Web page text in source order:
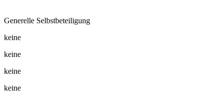
Generelle Selbstbeteiligung
keine
keine
keine
keine